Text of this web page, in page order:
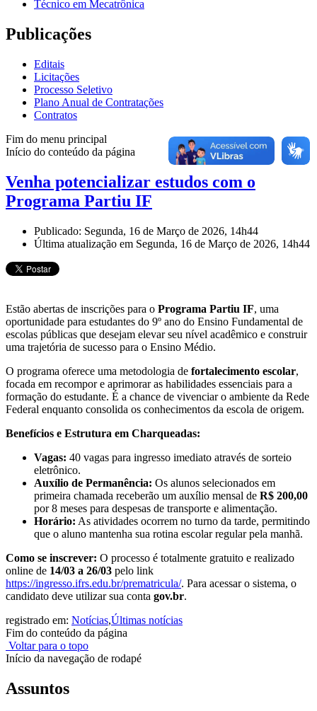
Técnico em Mecatrônica
Publicações
Editais
Licitações
Processo Seletivo
Plano Anual de Contratações
Contratos
Fim do menu principal
Início do conteúdo da página
Venha potencializar estudos com o
Programa Partiu IF
Publicado: Segunda, 16 de Março de 2026, 14h44
Última atualização em Segunda, 16 de Março de 2026, 14h44
Estão abertas de inscrições para o Programa Partiu IF, uma
oportunidade para estudantes do 9º ano do Ensino Fundamental de
escolas públicas que desejam elevar seu nível acadêmico e construir
uma trajetória de sucesso para o Ensino Médio.
O programa oferece uma metodologia de fortalecimento escolar,
focada em recompor e aprimorar as habilidades essenciais para a
formação do estudante. É a chance de vivenciar o ambiente da Rede
Federal enquanto consolida os conhecimentos da escola de origem.
Benefícios e Estrutura em Charqueadas:
Vagas: 40 vagas para ingresso imediato através de sorteio
eletrônico.
Auxílio de Permanência: Os alunos selecionados em
primeira chamada receberão um auxílio mensal de R$ 200,00
por 8 meses para despesas de transporte e alimentação.
Horário: As atividades ocorrem no turno da tarde, permitindo
que o aluno mantenha sua rotina escolar regular pela manhã.
Como se inscrever: O processo é totalmente gratuito e realizado
online de 14/03 a 26/03 pelo link
https://ingresso.ifrs.edu.br/prematricula/. Para acessar o sistema, o
candidato deve utilizar sua conta gov.br.
registrado em: Notícias,Últimas notícias
Fim do conteúdo da página
Voltar para o topo
Início da navegação de rodapé
Assuntos